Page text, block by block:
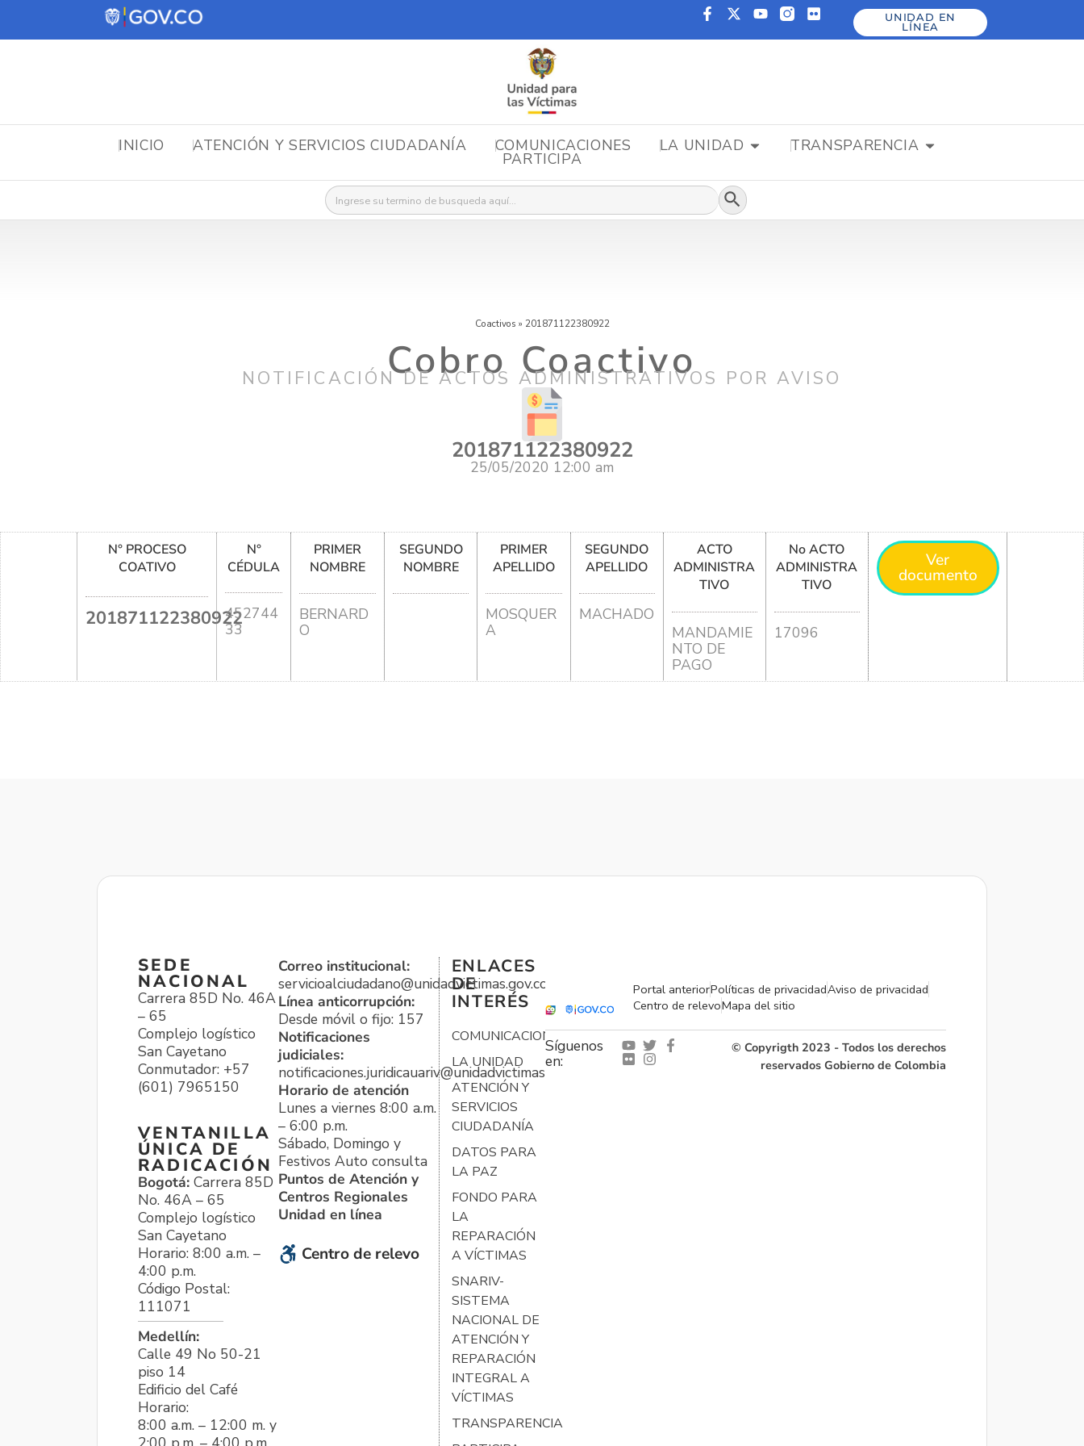
UNIDAD EN
LÍNEA
INICIO ATENCIÓN Y SERVICIOS CIUDADANÍA COMUNICACIONES LA UNIDAD TRANSPARENCIA
PARTICIPA
Buscar: Botón de búsqueda
Coactivos » 201871122380922
Cobro Coactivo
NOTIFICACIÓN DE ACTOS ADMINISTRATIVOS POR AVISO
201871122380922
25/05/2020 12:00 am
N° PROCESO
COATIVO
201871122380922
N°
CÉDULA
452744
33
PRIMER
NOMBRE
BERNARD
O
SEGUNDO
NOMBRE
PRIMER
APELLIDO
MOSQUER
A
SEGUNDO
APELLIDO
MACHADO
ACTO
ADMINISTRA
TIVO
MANDAMIE
NTO DE
PAGO
No ACTO
ADMINISTRA
TIVO
17096
Ver
documento
SEDE
NACIONAL
Carrera 85D No. 46A
– 65
Complejo logístico
San Cayetano
Conmutador: +57
(601) 7965150
VENTANILLA
ÚNICA DE
RADICACIÓN
Bogotá: Carrera 85D
No. 46A – 65
Complejo logístico
San Cayetano
Horario: 8:00 a.m. –
4:00 p.m.
Código Postal:
111071
Medellín:
Calle 49 No 50-21
piso 14
Edificio del Café
Horario:
8:00 a.m. – 12:00 m. y
Correo institucional:
servicioalciudadano@unidadvictimas.gov.co
Línea anticorrupción:
Desde móvil o fijo: 157
Notificaciones
judiciales:
notificaciones.juridicauariv@unidadvictimas.gov.co
Horario de atención
Lunes a viernes 8:00 a.m.
– 6:00 p.m.
Sábado, Domingo y
Festivos Auto consulta
Puntos de Atención y
Centros Regionales
Unidad en línea
Centro de relevo
ENLACES
DE
INTERÉS
COMUNICACIONES
LA UNIDAD
ATENCIÓN Y
SERVICIOS
CIUDADANÍA
DATOS PARA
LA PAZ
FONDO PARA
LA
REPARACIÓN
A VÍCTIMAS
SNARIV-
SISTEMA
NACIONAL DE
ATENCIÓN Y
REPARACIÓN
INTEGRAL A
VÍCTIMAS
TRANSPARENCIA
Portal anteriorPolíticas de privacidadAviso de privacidad
Centro de relevoMapa del sitio
Síguenos
en:
© Copyrigth 2023 - Todos los derechos
reservados Gobierno de Colombia